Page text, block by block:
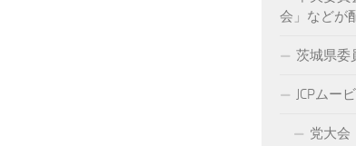
会」などが
茨城県委
JCPムー
党大会